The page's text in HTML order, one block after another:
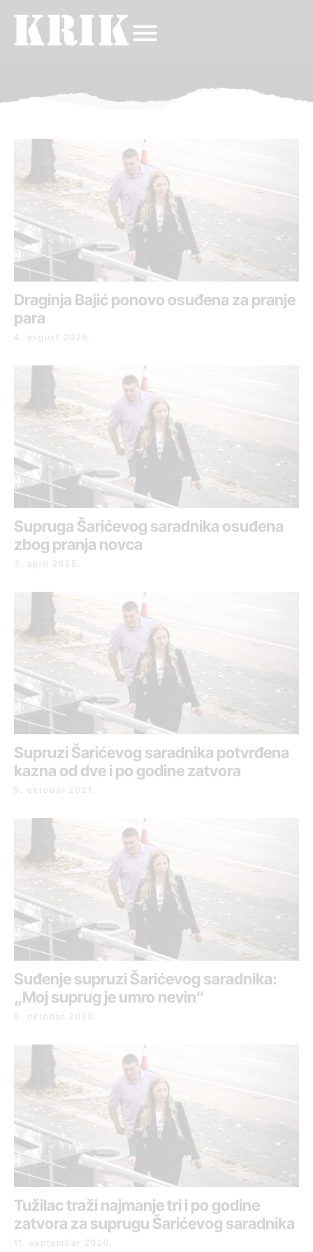
Draginja Bajić ponovo osuđena za pranje
para
4. avgust 2026.
Supruga Šarićevog saradnika osuđena
zbog pranja novca
3. april 2025.
Supruzi Šarićevog saradnika potvrđena
kazna od dve i po godine zatvora
9. oktobar 2021.
Suđenje supruzi Šarićevog saradnika:
„Moj suprug je umro nevin“
8. oktobar 2020.
Tužilac traži najmanje tri i po godine
zatvora za suprugu Šarićevog saradnika
11. septembar 2020.